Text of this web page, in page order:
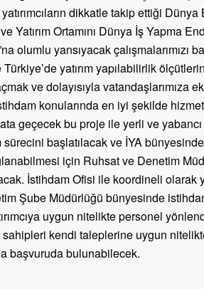
dikkatle takip ettiği Dünya
Yatırım Ortamını Dünya İş Yapma
olumlu yansıyacak çalışmalarımızı
Türkiye’de yatırım yapılabilirlik
ve dolayısıyla vatandaşlarımıza
konularında en iyi şekilde
geçecek bu proje ile yerli ve yabancı
sürecini başlatılacak ve İYA
için Ruhsat ve Denetim
İstihdam Ofisi ile koordineli olarak
Şube Müdürlüğü bünyesinde
uygun nitelikte personel
kendi taleplerine uygun
başvuruda bulunabilecek.